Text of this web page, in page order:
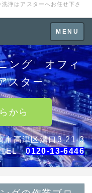
浄はアスターへお任せ下さ
Toggle
navigation
MENU
ング オフィ
スター
から
高津区溝口3-21-3
TEL0120-13-6446